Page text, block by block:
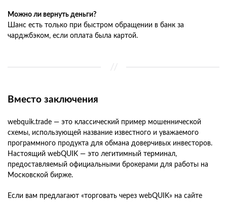
Можно ли вернуть деньги?
Шанс есть только при быстром обращении в банк за
чарджбэком, если оплата была картой.
Вместо заключения
webquik.trade — это классический пример мошеннической
схемы, использующей название известного и уважаемого
программного продукта для обмана доверчивых инвесторов.
Настоящий webQUIK — это легитимный терминал,
предоставляемый официальными брокерами для работы на
Московской бирже.
Если вам предлагают «торговать через webQUIK» на сайте